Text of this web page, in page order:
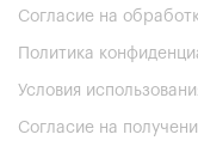
Согласие на
Политика
Условия
Согласие на